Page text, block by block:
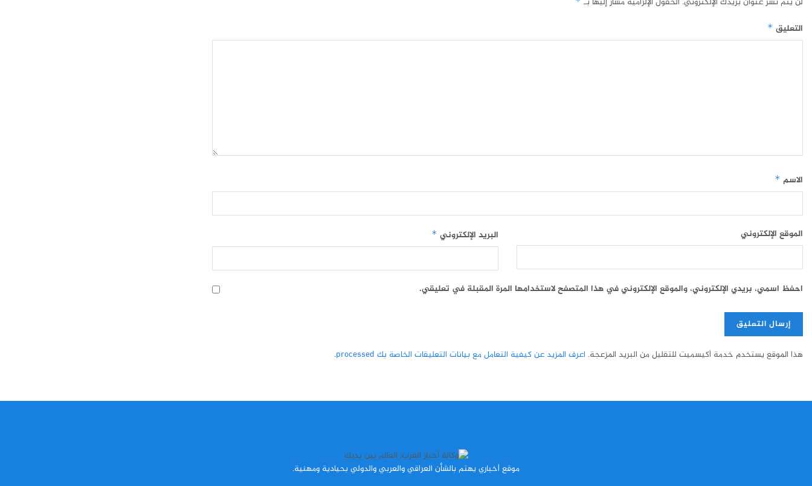
التعليق *
الاسم *
البريد الإلكتروني * الموقع الإلكتروني
احفظ اسمي، بريدي الإلكتروني، والموقع الإلكتروني في هذا المتصفح لاستخدامها المرة المقبلة في تعليقي.
هذا الموقع يستخدم خدمة أكيسميت للتقليل من البريد المزعجة. اعرف المزيد عن كيفية التعامل مع بيانات التعليقات الخاصة بك processed .
موقع أخباري يهتم بالشأن العراقي والعربي والدولي بحيادية ومهنية.